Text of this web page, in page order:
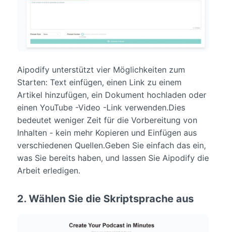
Aipodify unterstützt vier Möglichkeiten zum
Starten: Text einfügen, einen Link zu einem
Artikel hinzufügen, ein Dokument hochladen oder
einen YouTube -Video -Link verwenden.Dies
bedeutet weniger Zeit für die Vorbereitung von
Inhalten - kein mehr Kopieren und Einfügen aus
verschiedenen Quellen.Geben Sie einfach das ein,
was Sie bereits haben, und lassen Sie Aipodify die
Arbeit erledigen.
2. Wählen Sie die Skriptsprache aus